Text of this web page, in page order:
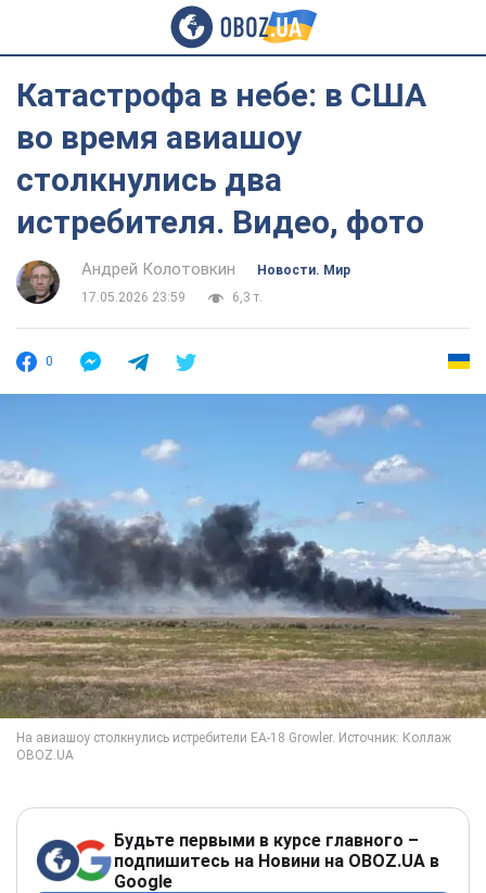
Катастрофа в небе: в США
во время авиашоу
столкнулись два
истребителя. Видео, фото
Андрей Колотовкин
Новости. Мир
17.05.2026 23:59
6,3 т.
0
Будьте первыми в курсе главного –
подпишитесь на Новини на OBOZ.UA в
Google